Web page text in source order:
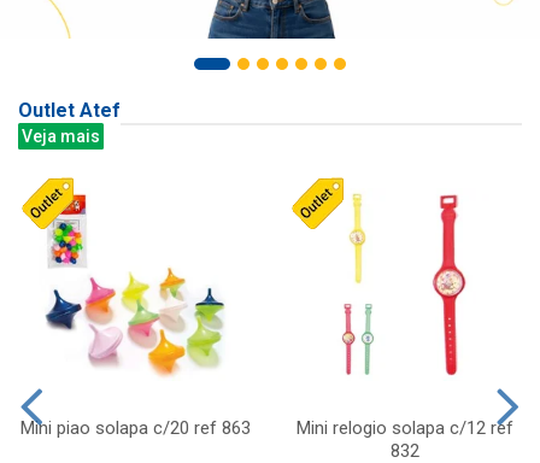
Outlet Atef
Veja mais
Mini piao solapa c/20 ref 863
Mini relogio solapa c/12 ref
832